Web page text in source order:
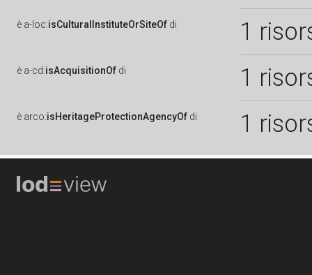
è a-loc:isCulturalInstituteOrSiteOf di 1
è a-cd:isAcquisitionOf di 1
è arco:isHeritageProtectionAgencyOf di 1